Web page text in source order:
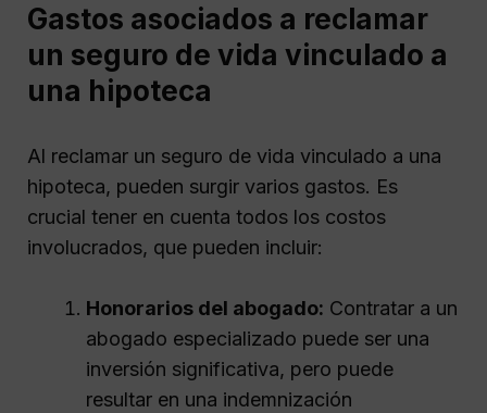
Gastos asociados a reclamar
un seguro de vida vinculado a
una hipoteca
Al reclamar un seguro de vida vinculado a una
hipoteca, pueden surgir varios gastos. Es
crucial tener en cuenta todos los costos
involucrados, que pueden incluir:
Honorarios del abogado: Contratar a un
abogado especializado puede ser una
inversión significativa, pero puede
resultar en una indemnización